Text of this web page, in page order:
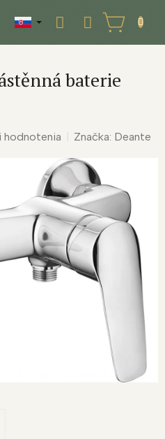
NÁKUPNÝ
KOŠÍK
baterie
hodnotenia Značka: Deante